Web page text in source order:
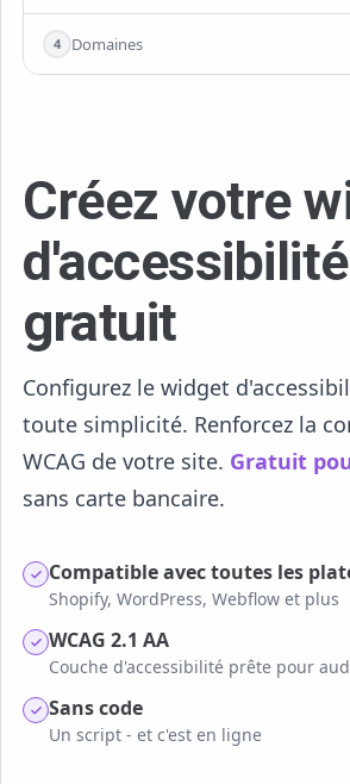
4 Domaines
Créez votre
d'accessibilité
gratuit
Configurez le widget
toute simplicité. Renforcez la
WCAG de votre site. Gratuit
sans carte bancaire.
Compatible avec toutes les
Shopify, WordPress, Webflow et plus
WCAG 2.1 AA
Couche d'accessibilité prête pour
Sans code
Un script - et c'est en ligne